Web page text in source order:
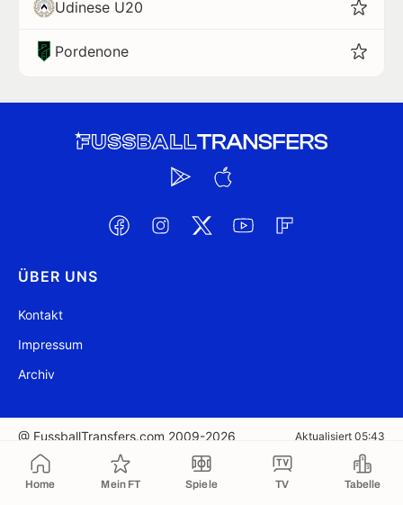
Home Mein FT Spiele TV Tabelle
Udinese U20
Pordenone
ÜBER UNS
Kontakt
Impressum
Archiv
@ FussballTransfers.com 2009-2026 Aktualisiert 05:43
In die Zwischenablage kopiert